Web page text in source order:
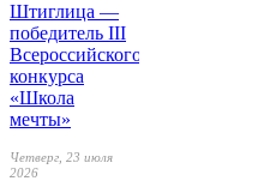
Штиглица —
победитель III
Всероссийского
конкурса
«Школа
мечты»
Четверг, 23 июля
2026